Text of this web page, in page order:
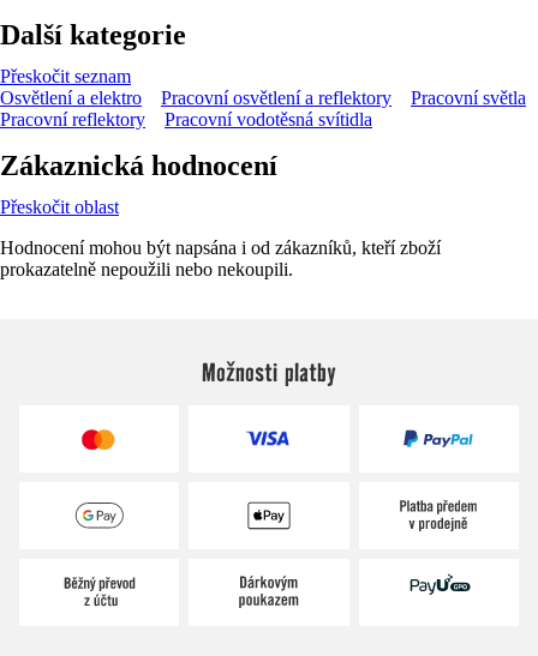
Další kategorie
Přeskočit seznam
Osvětlení a elektro
Pracovní osvětlení a reflektory
Pracovní světla
Pracovní reflektory
Pracovní vodotěsná svítidla
Zákaznická hodnocení
Přeskočit oblast
Hodnocení mohou být napsána i od zákazníků, kteří zboží
prokazatelně nepoužili nebo nekoupili.
Možnosti platby